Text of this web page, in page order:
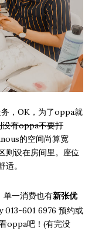
，OK，为了oppa就
没有oppa不要打
的空间尚算宽
则设在房间里。座位
。
单一消费也有新张优
013-601 6976 预约或
oppa吧！(有完没